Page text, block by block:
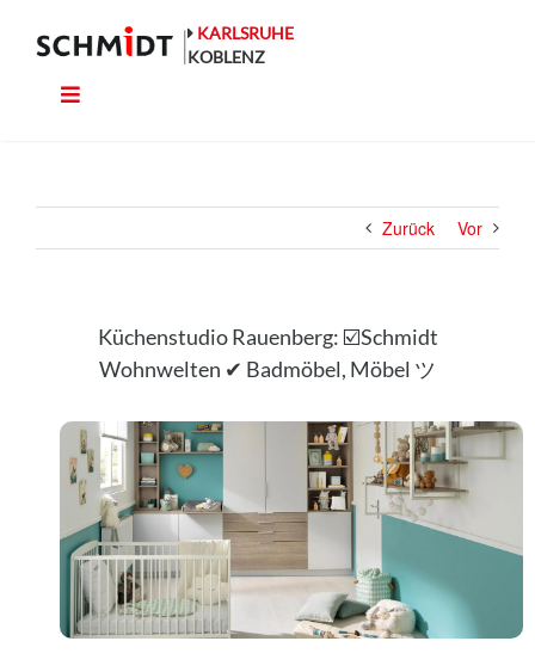
Inhalt
springen
KARLSRUHE
KOBLENZ
Wohnen
Ausstattung
Rechner
Projekte
Shop
Kontakt
Zurück Vor
Küchenstudio Rauenberg: ☑️Schmidt
Wohnwelten ✔ Badmöbel, Möbel ツ